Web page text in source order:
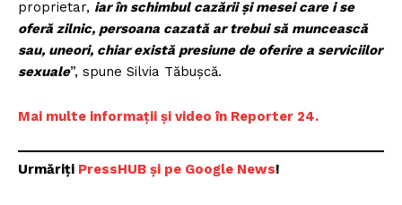
proprietar, iar în schimbul cazării şi mesei care i se
oferă zilnic, persoana cazată ar trebui să muncească
sau, uneori, chiar există presiune de oferire a serviciilor
sexuale”, spune Silvia Tăbuşcă.
Mai multe informații și video în Reporter 24.
Urmăriți PressHUB și pe Google News!